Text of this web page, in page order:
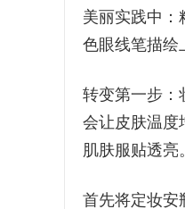
美丽实践中：
色眼线笔描绘
转变第一步：
会让皮肤温度
肌肤服贴透亮。
首先将定妆安